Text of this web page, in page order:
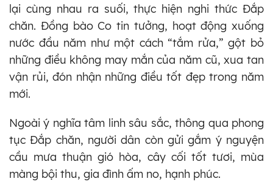
lại cùng nhau ra suối, thực hiện nghi thức Đắp
chăn. Đồng bào Co tin tưởng, hoạt động xuống
nước đầu năm như một cách “tắm rửa,” gột bỏ
những điều không may mắn của năm cũ, xua tan
vận rủi, đón nhận những điều tốt đẹp trong năm
mới.
Ngoài ý nghĩa tâm linh sâu sắc, thông qua phong
tục Đắp chăn, người dân còn gửi gắm ý nguyện
cầu mưa thuận gió hòa, cây cối tốt tươi, mùa
màng bội thu, gia đình ấm no, hạnh phúc.